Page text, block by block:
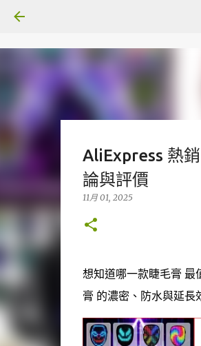
AliExpress 熱
論與評價
11月 01, 2025
想知道哪一款睫毛膏
膏 的濃密、防水與延長